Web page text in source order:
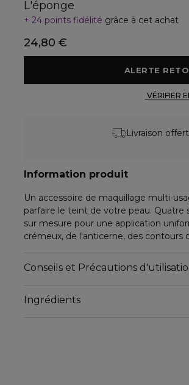
L'éponge
24 points fidélité grâce à cet achat
24,80 €
Livraison
Information produit
Un accessoire de maquillage multi-
parfaire le teint de votre peau.
sur mesure pour une application
crémeux, de l'anticerne, des
moyenne et naturelle.
Conseils et Précautions
Ingrédients